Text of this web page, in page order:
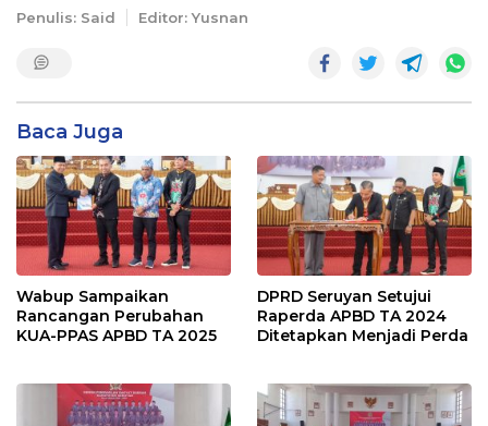
Penulis: Said Editor: Yusnan
Baca Juga
Wabup Sampaikan
Rancangan Perubahan
KUA-PPAS APBD TA 2025
DPRD Seruyan Setujui
Raperda APBD TA 2024
Ditetapkan Menjadi Perda